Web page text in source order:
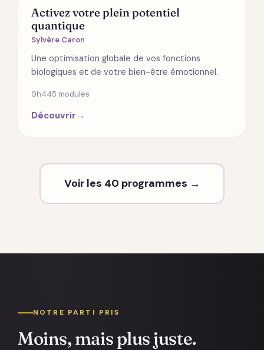
SANTÉ
Activez votre plein potentiel
quantique
Sylvère Caron
Une optimisation globale de vos fonctions
biologiques et de votre bien-être émotionnel.
9h445 modules
Découvrir →
Voir les 40 programmes →
NOTRE PARTI PRIS
Moins, mais plus juste.